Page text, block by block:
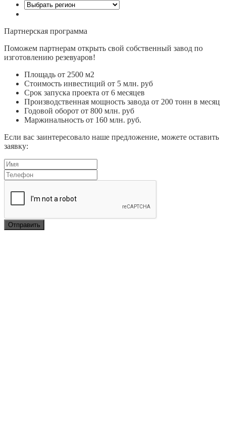
Партнерская программа
Поможем партнерам открыть свой собственный завод по
изготовлению резевуаров!
Площадь от 2500 м2
Стоимость инвестиций от 5 млн. руб
Срок запуска проекта от 6 месяцев
Производственная мощность завода от 200 тонн в месяц
Годовой оборот от 800 млн. руб
Маржинальность от 160 млн. руб.
Если вас заинтересовало наше предложение, можете оставить
заявку: